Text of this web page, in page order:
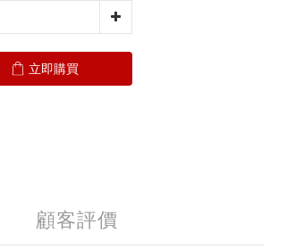
立即購買
顧客評價